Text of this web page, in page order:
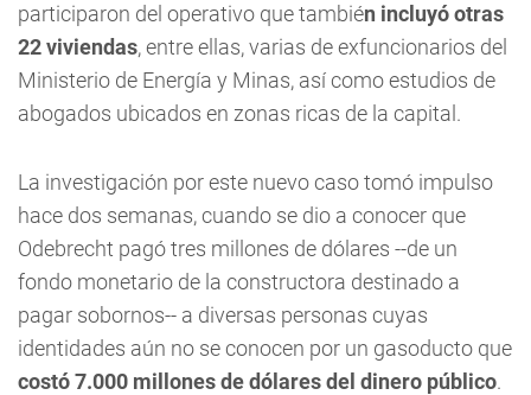
participaron del operativo que también incluyó otras
22 viviendas, entre ellas, varias de exfuncionarios del
Ministerio de Energía y Minas, así como estudios de
abogados ubicados en zonas ricas de la capital.
La investigación por este nuevo caso tomó impulso
hace dos semanas, cuando se dio a conocer que
Odebrecht pagó tres millones de dólares --de un
fondo monetario de la constructora destinado a
pagar sobornos-- a diversas personas cuyas
identidades aún no se conocen por un gasoducto que
costó 7.000 millones de dólares del dinero público.